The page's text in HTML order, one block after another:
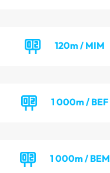
120m / MIM
1 000m / BEF
1 000m / BEM